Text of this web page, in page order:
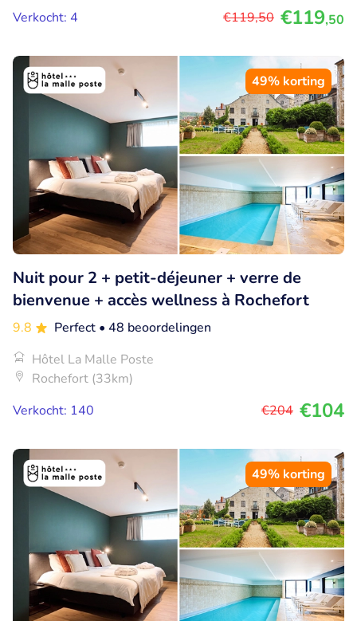
Verkocht: 4 €119,50 €119,50
49% korting
Nuit pour 2 + petit-déjeuner + verre de
bienvenue + accès wellness à Rochefort
9.8 Perfect • 48 beoordelingen
Hôtel La Malle Poste
Rochefort (33km)
Verkocht: 140
€204 €104
49% korting